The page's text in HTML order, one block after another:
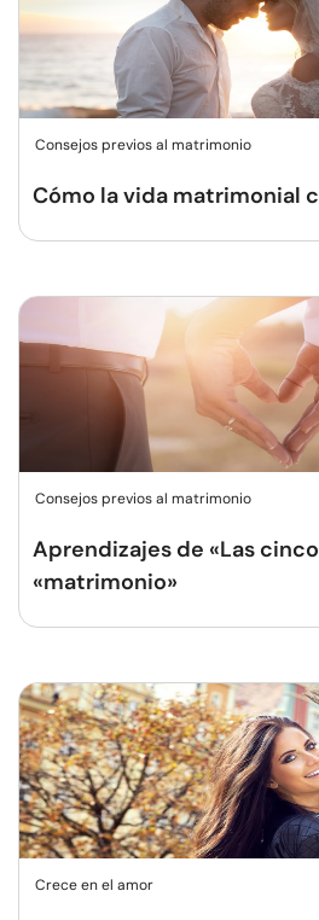
Consejos previos al matrimonio
Cómo la vida matrimonial
Consejos previos al matrimonio
Aprendizajes de «Las
«matrimonio»
Crece en el amor